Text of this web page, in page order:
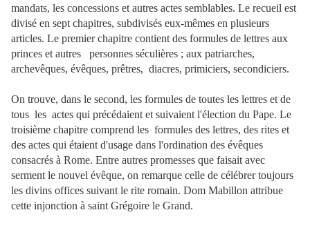
mandats, les concessions et autres actes semblables. Le recueil est
divisé en sept chapitres, subdivisés eux-mêmes en plusieurs
articles. Le premier chapitre contient des formules de lettres aux
princes et autres personnes séculières ; aux patriarches,
archevêques, évêques, prêtres, diacres, primiciers, secondiciers.
On trouve, dans le second, les formules de toutes les lettres et de
tous les actes qui précédaient et suivaient l'élection du Pape. Le
troisième chapitre comprend les formules des lettres, des rites et
des actes qui étaient d'usage dans l'ordination des évêques
consacrés à Rome. Entre autres promesses que faisait avec
serment le nouvel évêque, on remarque celle de célébrer toujours
les divins offices suivant le rite romain. Dom Mabillon attribue
cette injonction à saint Grégoire le Grand.